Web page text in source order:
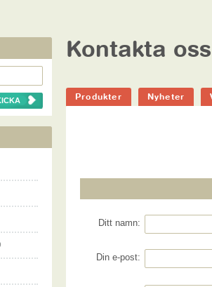
Kontakta oss
Produkter Nyheter
Ditt namn:
Din e-post: